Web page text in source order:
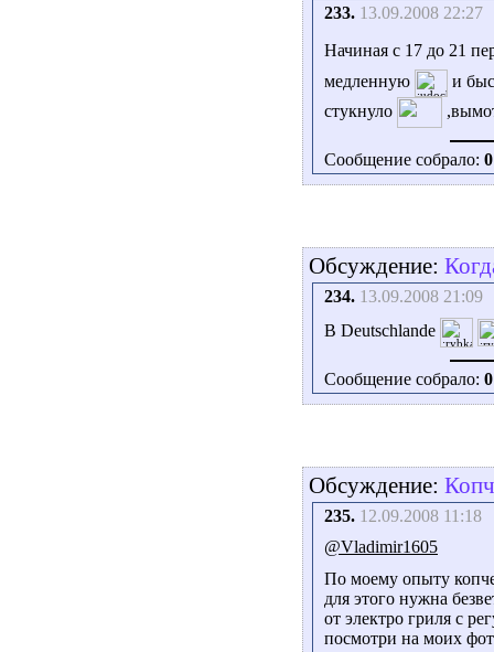
233. 13.09.2008 22:27
Начиная с 17 до 21
медленную
и
стукнуло
Сообщение собрало: 0
Обсуждение:
234. 13.09.2008 21:09
В Deutschlande
Сообщение собрало: 0
Обсуждение:
235. 12.09.2008 11:18
@Vladimir1605
По моему опыту
для этого нужна
от электро гриля с
посмотри на моих